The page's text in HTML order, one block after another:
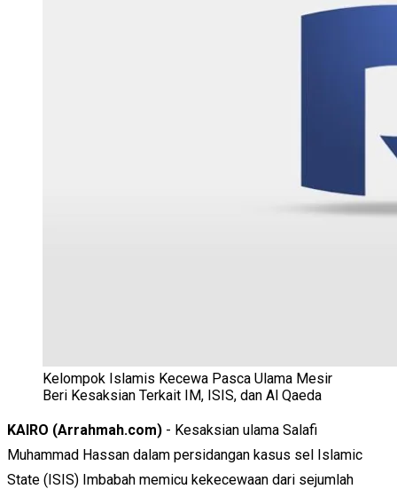
Kelompok Islamis Kecewa Pasca Ulama Mesir
Beri Kesaksian Terkait IM, ISIS, dan Al Qaeda
KAIRO (Arrahmah.com) - Kesaksian ulama Salafi
Muhammad Hassan dalam persidangan kasus sel Islamic
State (ISIS) Imbabah memicu kekecewaan dari sejumlah